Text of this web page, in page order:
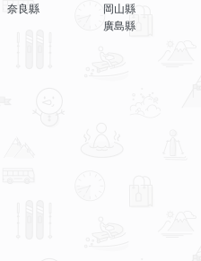
奈良縣
岡山縣
廣島縣